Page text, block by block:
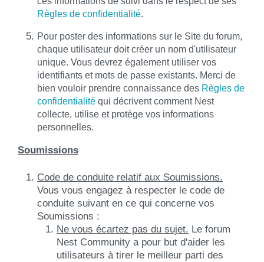
Règles de confidentialité.
Pour poster des informations sur le Site du forum,
chaque utilisateur doit créer un nom d'utilisateur
unique. Vous devrez également utiliser vos
identifiants et mots de passe existants. Merci de
bien vouloir prendre connaissance des Règles de
confidentialité qui décrivent comment Nest
collecte, utilise et protège vos informations
personnelles.
Soumissions
Code de conduite relatif aux Soumissions.
Vous vous engagez à respecter le code de
conduite suivant en ce qui concerne vos
Soumissions :
Ne vous écartez pas du sujet. Le forum
Nest Community a pour but d'aider les
utilisateurs à tirer le meilleur parti des